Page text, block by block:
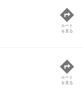
ルート
を見る
ルート
を見る